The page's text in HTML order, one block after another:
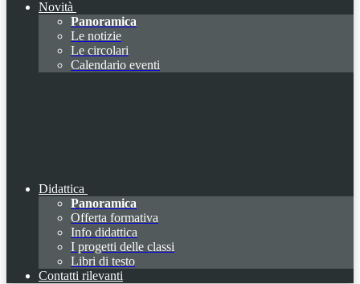
Novità
Panoramica
Le notizie
Le circolari
Calendario eventi
Didattica
Panoramica
Offerta formativa
Info didattica
I progetti delle classi
Libri di testo
Contatti rilevanti